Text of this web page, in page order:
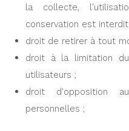
la collecte,
conservation est
droit de retirer à tout
droit à la limitation
utilisateurs ;
droit d'opposition
personnelles ;